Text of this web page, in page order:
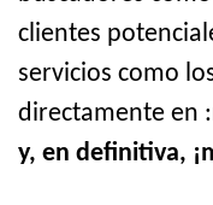
clientes
servicios como
directamente en :
y, en definitiva,